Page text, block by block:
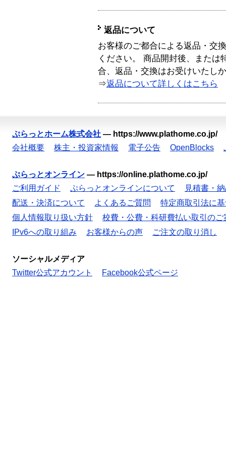
返品について
お客様のご都合による返品・交
ください。 商品開封後、または
合、返品・交換はお受けいたし
⇒返品について詳しくはこちら
ぷらっとホーム株式会社 — https://www.plathome.co.jp/
会社概要
株主・投資家情報 電子公告 OpenBlocks
ぷらっとオンライン — https://online.plathome.co.jp/
ご利用ガイド
ぷらっとオンラインについて
見積書・
配送・決済について
よくあるご質問
特定商取引法に
個人情報取り扱い方針
校費・公費・科研費払い取引のご
IPv6への取り組み
お客様からの声 ご注文の取り消し
ソーシャルメディア
Twitter公式アカウント
Facebook公式ページ